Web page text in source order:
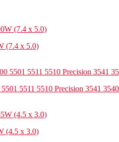
(7.4 x 5.0)
5511 5510 Precision 3541
(4.5 x 3.0)